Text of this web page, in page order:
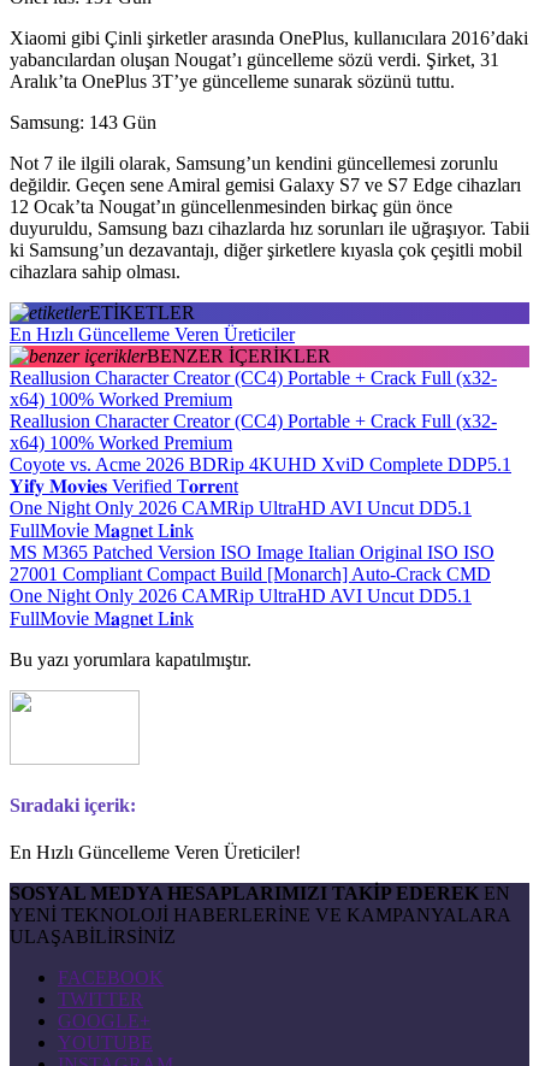
Xiaomi gibi Çinli şirketler arasında OnePlus, kullanıcılara 2016’daki
yabancılardan oluşan Nougat’ı güncelleme sözü verdi. Şirket, 31
Aralık’ta OnePlus 3T’ye güncelleme sunarak sözünü tuttu.
Samsung: 143 Gün
Not 7 ile ilgili olarak, Samsung’un kendini güncellemesi zorunlu
değildir. Geçen sene Amiral gemisi Galaxy S7 ve S7 Edge cihazları
12 Ocak’ta Nougat’ın güncellenmesinden birkaç gün önce
duyuruldu, Samsung bazı cihazlarda hız sorunları ile uğraşıyor. Tabii
ki Samsung’un dezavantajı, diğer şirketlere kıyasla çok çeşitli mobil
cihazlara sahip olması.
ETİKETLER
En Hızlı Güncelleme Veren Üreticiler
BENZER İÇERİKLER
Reallusion Character Creator (CC4) Portable + Crack Full (x32-
x64) 100% Worked Premium
Reallusion Character Creator (CC4) Portable + Crack Full (x32-
x64) 100% Worked Premium
Coyote vs. Acme 2026 BDRip 4KUHD XviD Complete DDP5.1
𝐘𝐢𝐟𝐲 𝐌𝐨𝐯𝐢𝐞𝐬 Verified T𝐨𝐫𝐫𝐞nt
One Night Only 2026 CAMRip UltraHD AVI Uncut DD5.1
FullMov𝗂e M𝐚gn𝐞t L𝐢nk
MS M365 Patched Version ISO Image Italian Original ISO ISO
27001 Compliant Compact Build [Monarch] Auto-Crack CMD
One Night Only 2026 CAMRip UltraHD AVI Uncut DD5.1
FullMov𝗂e M𝐚gn𝐞t L𝐢nk
Bu yazı yorumlara kapatılmıştır.
Sıradaki içerik:
En Hızlı Güncelleme Veren Üreticiler!
SOSYAL MEDYA HESAPLARIMIZI TAKİP EDEREK EN
YENİ TEKNOLOJİ HABERLERİNE VE KAMPANYALARA
ULAŞABİLİRSİNİZ
FACEBOOK
TWITTER
GOOGLE+
YOUTUBE